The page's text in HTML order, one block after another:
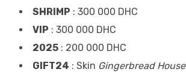
SHRIMP : 300 000 DHC
VIP : 300 000 DHC
2025 : 200 000 DHC
GIFT24 : Skin Gingerbread House